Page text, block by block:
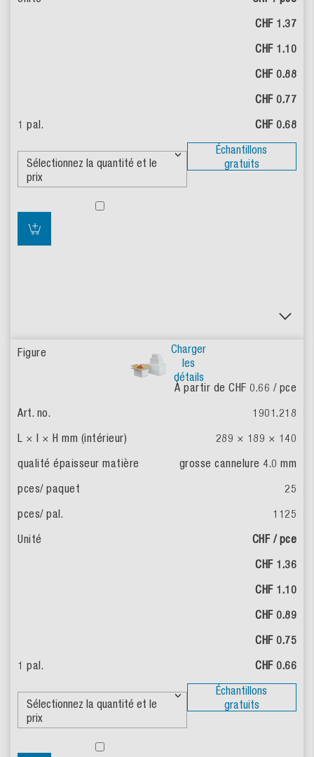
CHF 1.37
CHF 1.10
CHF 0.88
CHF 0.77
CHF 0.68
Échantillons
gratuits
Charger
les
détails
À partir de CHF 0.66 / pce
1901.218
289 × 189 × 140
grosse cannelure 4.0 mm
25
1125
CHF / pce
CHF 1.36
CHF 1.10
CHF 0.89
CHF 0.75
CHF 0.66
Échantillons
gratuits